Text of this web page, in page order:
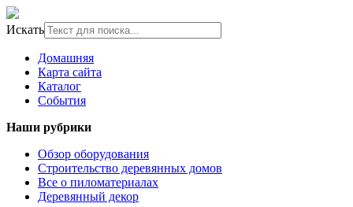
Искать
Домашняя
Карта сайта
Каталог
События
Наши рубрики
Обзор оборудования
Строительство деревянных домов
Все о пиломатериалах
Деревянный декор